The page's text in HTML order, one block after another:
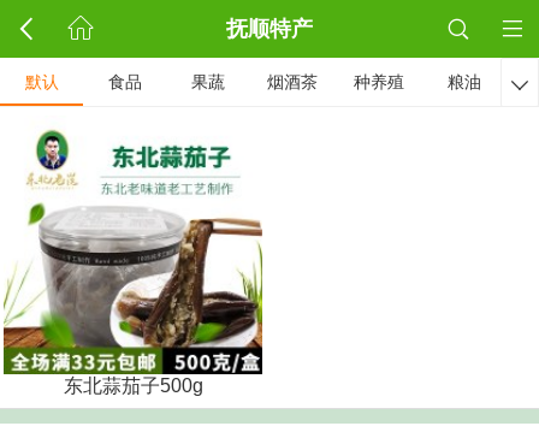
抚顺特产
默认 食品 果蔬 烟酒茶 种养殖 粮油 
东北蒜茄子500g